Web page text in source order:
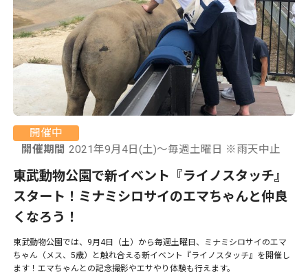
開催中
開催期間 2021年9月4日(土)～毎週土曜日 ※雨天中止
東武動物公園で新イベント『ライノスタッチ』
スタート！ミナミシロサイのエマちゃんと仲良
くなろう！
東武動物公園では、9月4日（土）から毎週土曜日、ミナミシロサイのエマ
ちゃん（メス、5歳）と触れ合える新イベント『ライノスタッチ』を開催し
ます！エマちゃんとの記念撮影やエサやり体験も行えます。